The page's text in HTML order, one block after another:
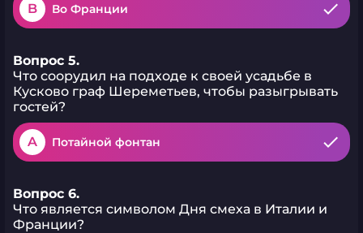
B Во Франции
Вопрос 5.
Что соорудил на подходе к своей усадьбе в
Кусково граф Шереметьев, чтобы разыгрывать
гостей?
A Потайной фонтан
Вопрос 6.
Что является символом Дня смеха в Италии и
Франции?